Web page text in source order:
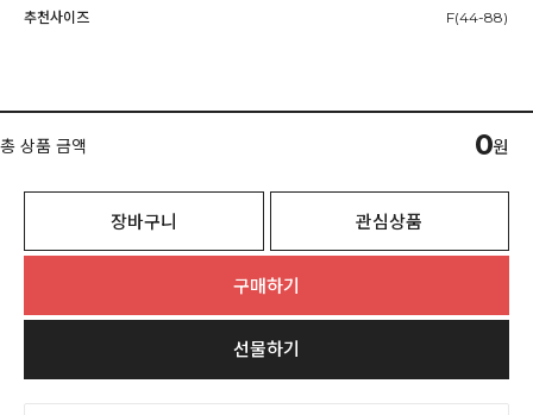
추천사이즈
F(44-88)
총 상품 금액 0원
장바구니 관심상품
구매하기
선물하기